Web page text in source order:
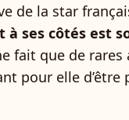
de la star
ses côtés est
fait que de
pour elle d’être